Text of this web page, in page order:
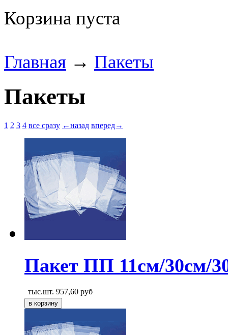
Корзина пуста
Главная → Пакеты
Пакеты
1 2 3 4 все сразу ←назад вперед→
Пакет ПП 11см/30см/
тыс.шт. 957,60 руб